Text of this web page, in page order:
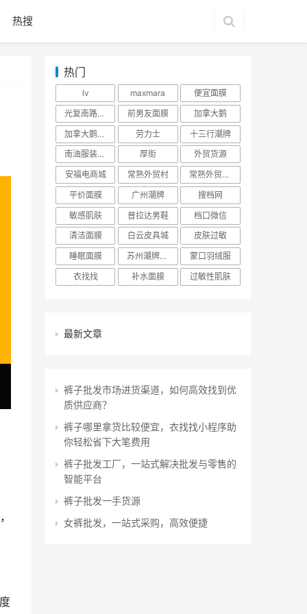
热搜
热门
lv maxmara
便宜面膜
光复南路潮牌
前男友面膜
加拿大鹅
加拿大鹅羽绒服
劳力士
十三行潮牌
南油服装批发市场
厚街
外贸货源
安福电商城
常熟外贸村
常熟外贸村货源
平价面膜
广州潮牌
搜档网
敏感肌肤
普拉达男鞋
档口微信
清洁面膜
白云皮具城
皮肤过敏
睡眠面膜
苏州潮牌货源
蒙口羽绒服
衣找找
补水面膜 过敏性肌肤
最新文章
裤子批发市场进货渠道，如何高效找到优
质供应商？
裤子哪里拿货比较便宜，衣找找小程序助
你轻松省下大笔费用
裤子批发工厂，一站式解决批发与零售的
智能平台
裤子批发一手货源
女裤批发，一站式采购，高效便捷